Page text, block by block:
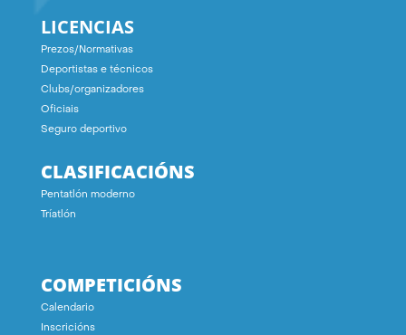
LICENCIAS
Prezos/Normativas
Deportistas e técnicos
Clubs/organizadores
Oficiais
Seguro deportivo
CLASIFICACIÓNS
Pentatlón moderno
Tríatlón
COMPETICIÓNS
Calendario
Inscricións